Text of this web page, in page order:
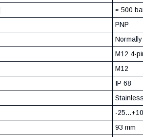
≤ 500
PNP
M12 4-
M12
IP 68
-
93 mm